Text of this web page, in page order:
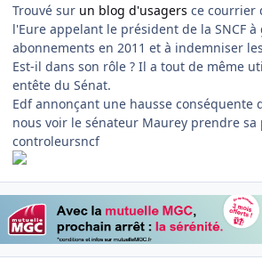
Trouvé sur un blog d'usagers ce courrier
l'Eure appelant le président de la SNCF
abonnements en 2011 et à indemniser
Est-il dans son rôle ? Il a tout de même
entête du Sénat.
Edf annonçant une hausse conséquente
nous voir le sénateur Maurey prendre sa
controleursncf